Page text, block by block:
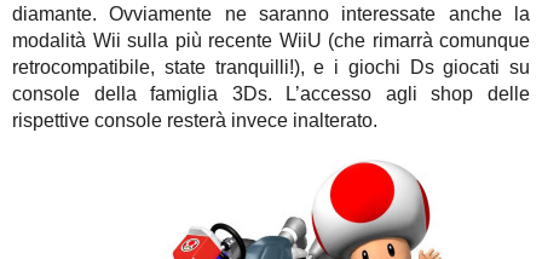
diamante. Ovviamente ne saranno interessate anche la
modalità Wii sulla più recente WiiU (che rimarrà comunque
retrocompatibile, state tranquilli!), e i giochi Ds giocati su
console della famiglia 3Ds. L’accesso agli shop delle
rispettive console resterà invece inalterato.